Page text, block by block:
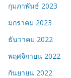
กุมภาพันธ์ 2023
มกราคม 2023
ธันวาคม 2022
พฤศจิกายน 2022
กันยายน 2022